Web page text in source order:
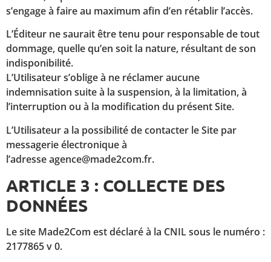
s’engage à faire au maximum afin d’en rétablir l’accès.
L’Éditeur ne saurait être tenu pour responsable de tout
dommage, quelle qu’en soit la nature, résultant de son
indisponibilité.
L’Utilisateur s’oblige à ne réclamer aucune
indemnisation suite à la suspension, à la limitation, à
l’interruption ou à la modification du présent Site.
L’Utilisateur a la possibilité de contacter le Site par
messagerie électronique à
l’adresse agence@made2com.fr.
ARTICLE 3 : COLLECTE DES
DONNÉES
Le site Made2Com est déclaré à la CNIL sous le numéro :
2177865 v 0.